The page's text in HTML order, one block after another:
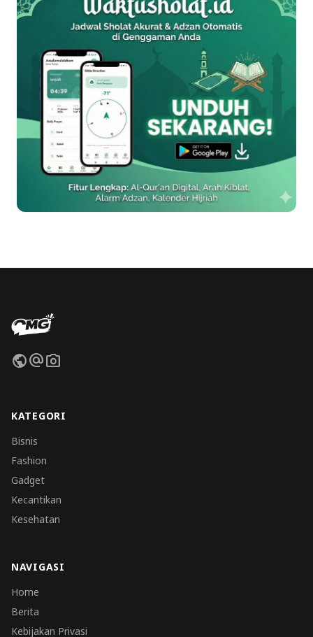
publicalternate_emailphoto_camera
KATEGORI
Bisnis
Fashion
Gadget
Kecantikan
Kesehatan
NAVIGASI
Home
Berita
Kebijakan Privasi